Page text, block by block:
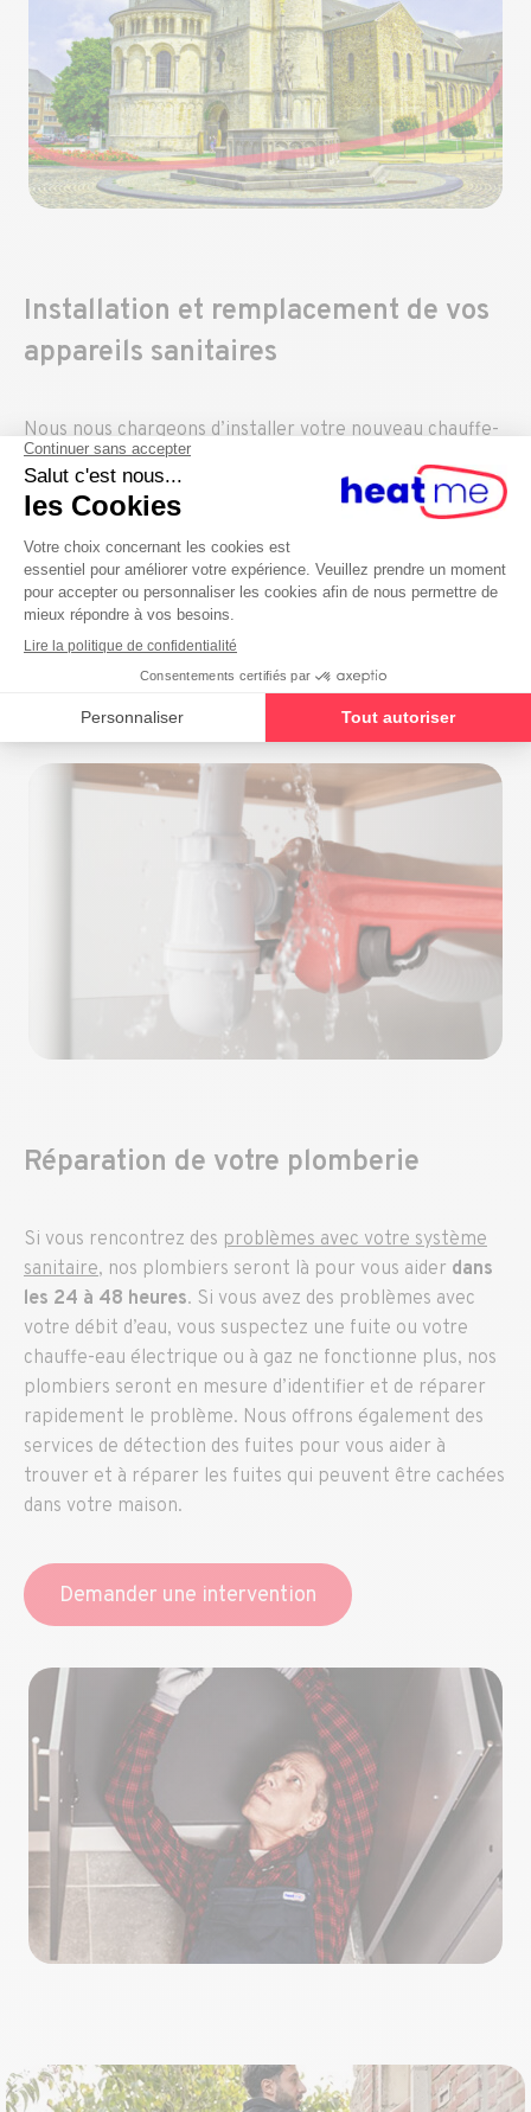
Installation et remplacement de vos
appareils sanitaires
Nous nous chargeons d’installer votre nouveau chauffe-
eau, votre ballon d’eau chaude, votre boiler ou encore
votre adoucisseur d’eau au sel ou au CO2.
Contactez-nous et obtenez un rendez-vous dans les 48h
!
Demander une intervention rapide
Réparation de votre plomberie
Si vous rencontrez des problèmes avec votre système
sanitaire, nos plombiers seront là pour vous aider dans
les 24 à 48 heures. Si vous avez des problèmes avec
votre débit d’eau, vous suspectez une fuite ou votre
chauffe-eau électrique ou à gaz ne fonctionne plus, nos
plombiers seront en mesure d’identifier et de réparer
rapidement le problème. Nous offrons également des
services de détection des fuites pour vous aider à
trouver et à réparer les fuites qui peuvent être cachées
dans votre maison.
Demander une intervention